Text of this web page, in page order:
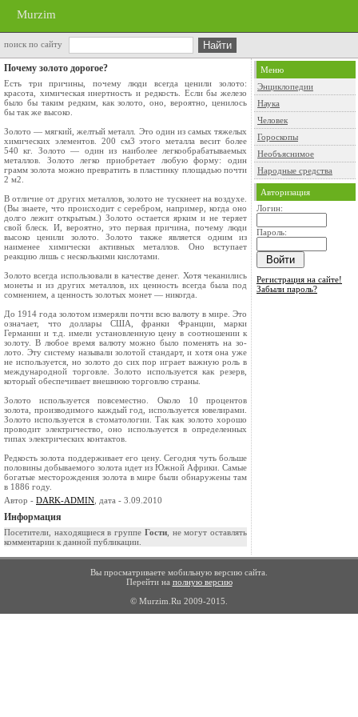
Murzim
поиск по сайту
Почему золото дорогое?
Есть три причины, почему люди всегда ценили золото:
красота, химическая инертность и ре­дкость. Если бы железо
было бы таким редким, как золото, оно, вероятно, ценилось
бы так же высоко.
Золото — мягкий, желтый металл. Это один из самых тяжелых
химических элементов. 200 см3 этого металла весит более
540 кг. Золото — один из наиболее легкообрабатываемых
металлов. Зо­лото легко приобретает любую форму: один
грамм золота можно превратить в пластинку пло­щадью почти
2 м2.
В отличие от других металлов, золото не туск­неет на воздухе.
(Вы знаете, что происходит с се­ребром, например, когда оно
долго лежит откры­тым.) Золото остается ярким и не теряет
свой блеск. И, вероятно, это первая причина, почему люди
высоко ценили золото. Золото также явля­ется одним из
наименее химически активных ме­таллов. Оно вступает
реакцию лишь с нескольки­ми кислотами.
Золото всегда использовали в качестве денег. Хотя чеканились
монеты и из других металлов, их ценность всегда была под
сомнением, а цен­ность золотых монет — никогда.
До 1914 года золотом измеряли почти всю ва­люту в мире. Это
означает, что доллары США, франки Франции, марки
Германии и т.д. имели установленную цену в соотношении к
золоту. В любое время валюту можно было поменять на зо­
лото. Эту систему называли золотой стандарт, и хотя она уже
не используется, но золото до сих пор играет важную роль в
международной торговле. Золото используется как резерв,
который обеспечивает внешнюю торговлю страны.
Золото используется повсеместно. Около 10 процентов
золота, производимого каждый год, используется ювелирами.
Золото используется в стоматологии. Так как золото хорошо
проводит электричество, оно используется в определенных
типах электрических контактов.
Редкость золота поддерживает его цену. Се­годня чуть больше
половины добываемого золота идет из Южной Африки. Самые
богатые место­рождения золота в мире были обнаружены там
в 1886 году.
Автор - DARK-ADMIN , дата - 3.09.2010
Информация
Посетители, находящиеся в группе Гости, не могут оставлять
комментарии к данной публикации.
Меню
Энциклопедии
Наука
Человек
Гороскопы
Необъяснимое
Народные средства
Авторизация
Логин:
Пароль:
Регистрация на сайте!
Забыли пароль?
Вы просматриваете мобильную версию сайта.
Перейти на полную версию
© Murzim.Ru 2009-2015.